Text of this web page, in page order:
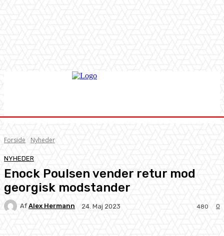
Forside Nyheder
NYHEDER
Enock Poulsen vender retur mod
georgisk modstander
Af Alex Hermann 24. Maj 2023 0
480